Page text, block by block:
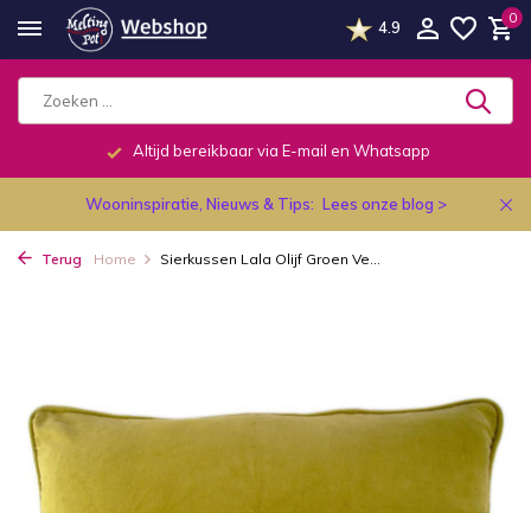
4.9
0
Altijd bereikbaar via E-mail en Whatsapp
Wooninspiratie, Nieuws & Tips: Lees onze blog >
Terug Home Sierkussen Lala Olijf Groen Ve...